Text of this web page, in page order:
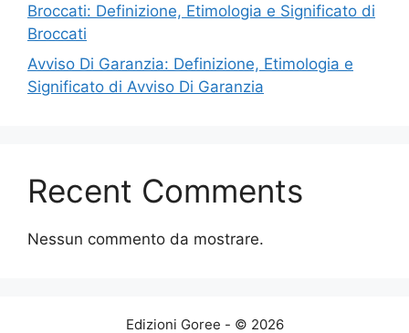
Broccati: Definizione, Etimologia e Significato di
Broccati
Avviso Di Garanzia: Definizione, Etimologia e
Significato di Avviso Di Garanzia
Recent Comments
Nessun commento da mostrare.
Edizioni Goree - © 2026